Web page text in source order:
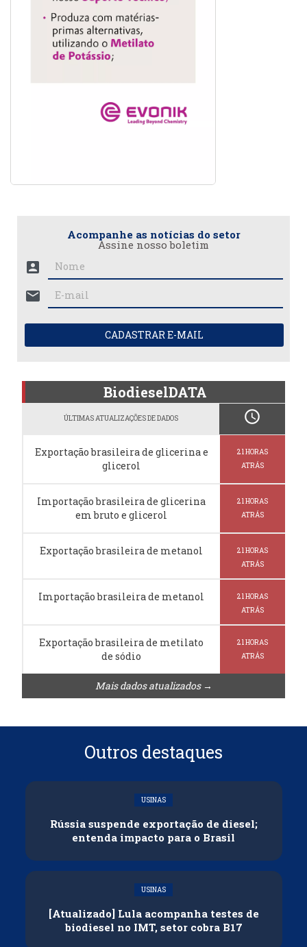
Acompanhe as notícias do setor
Assine nosso boletim
account_box
mail
CADASTRAR E-MAIL
BiodieselDATA
ÚLTIMAS ATUALIZAÇÕES DE DADOS schedule
Exportação brasileira de glicerina e
glicerol
21 HORAS
ATRÁS
Importação brasileira de glicerina
em bruto e glicerol
21 HORAS
ATRÁS
Exportação brasileira de metanol
21 HORAS
ATRÁS
Importação brasileira de metanol
21 HORAS
ATRÁS
Exportação brasileira de metilato
de sódio
21 HORAS
ATRÁS
Mais dados atualizados →
Outros destaques
USINAS
Rússia suspende exportação de diesel;
entenda impacto para o Brasil
USINAS
[Atualizado] Lula acompanha testes de
biodiesel no IMT, setor cobra B17